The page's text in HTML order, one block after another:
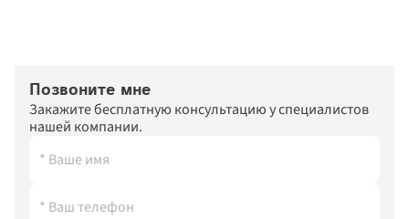
Позвоните мне
Закажите бесплатную консультацию у специалистов
нашей компании.